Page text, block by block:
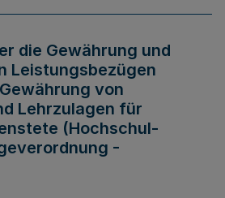
die Gewährung und
Leistungsbezügen
von
Lehrzulagen für
(Hochschul-
-